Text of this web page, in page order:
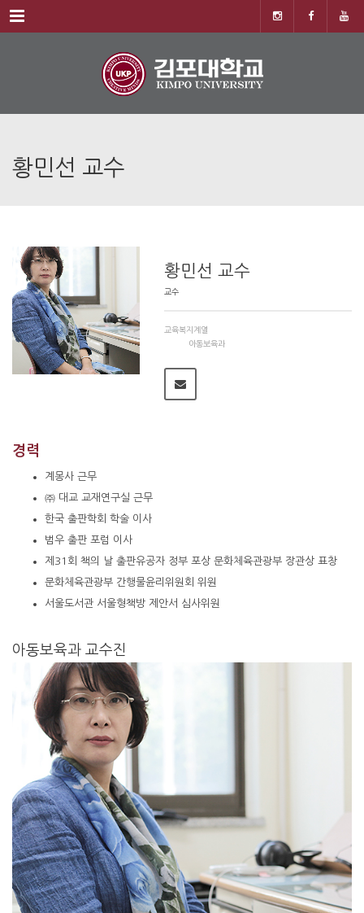
Menu
황민선 교수
황민선 교수
교수
교육복지계열
아동보육과
경력
계몽사 근무
㈜ 대교 교재연구실 근무
한국 출판학회 학술 이사
범우 출판 포럼 이사
제31회 책의 날 출판유공자 정부 포상 문화체육관광부 장관상 표창
문화체육관광부 간행물윤리위원회 위원
서울도서관 서울형책방 제안서 심사위원
아동보육과 교수진